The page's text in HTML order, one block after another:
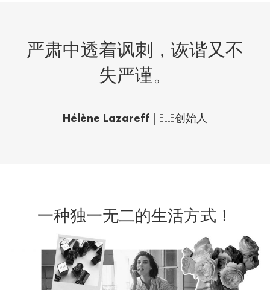
严肃中透着讽刺，诙谐又不
失严谨。
Hélène Lazareff | ELLE创始人
一种独一无二的生活方式！